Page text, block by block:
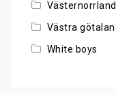
Västra
White boys